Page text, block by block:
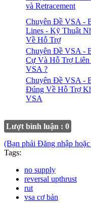
và Retracement
Chuyên Đề VSA -
Lines - Kỹ Thuật
Về Hỗ Trợ
Chuyên Đề VSA -
Cự Và Hỗ Trợ
VSA ?
Chuyên Đề VSA -
Đúng Về Hỗ Trợ
VSA
Lượt bình luận : 0
(Bạn phải Đăng nhập
Tags:
no supply
reversal upthrust
rut
vsa cơ bản